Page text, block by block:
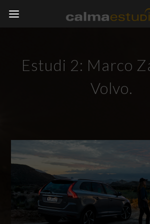
Estudi 2: Marco
Volvo.